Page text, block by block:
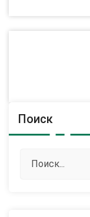
Поиск